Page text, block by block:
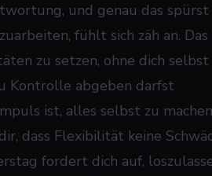
und genau das
fühlt sich zäh an.
zu setzen, ohne dich selbst
Kontrolle abgeben darfst
ist, alles selbst zu
dass Flexibilität keine
fordert dich auf,